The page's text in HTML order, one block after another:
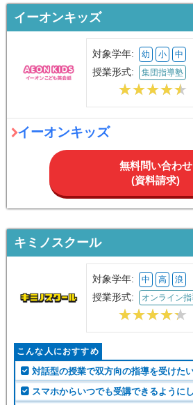
イーオンキッズ
対象学年: 幼 小 中
授業形式: 集団指導塾
イーオンキッズ
無料問い合わせ
(資料請求)
キミノスクール
対象学年: 中 高 浪
授業形式: オンライン
こんな人におすすめ
対話型の授業で双方向の指導を受けた
スマホからいつでも受講できるように